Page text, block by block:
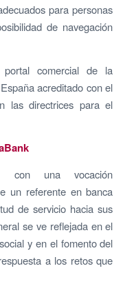
para personas
de navegación
comercial de la
acreditado con el
las directrices para el
con una vocación
un referente en banca
de servicio hacia sus
se ve reflejada en el
y en el fomento del
a los retos que